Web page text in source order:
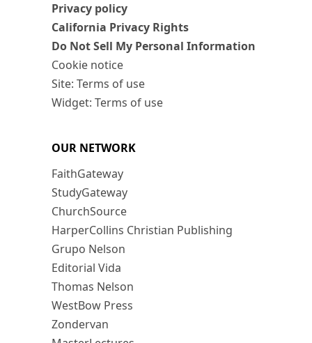
Privacy policy
California Privacy Rights
Do Not Sell My Personal Information
Cookie notice
Site: Terms of use
Widget: Terms of use
OUR NETWORK
FaithGateway
StudyGateway
ChurchSource
HarperCollins Christian Publishing
Grupo Nelson
Editorial Vida
Thomas Nelson
WestBow Press
Zondervan